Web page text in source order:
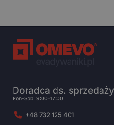
Doradca ds. sprzedaży
Pon-Sob: 9:00-17:00
+48 732 125 401